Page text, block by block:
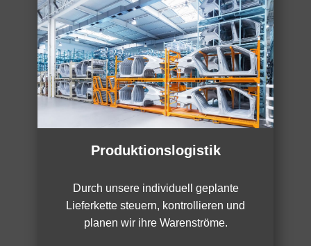
Produktionslogistik
Durch unsere individuell geplante
Lieferkette steuern, kontrollieren und
planen wir ihre Warenströme.